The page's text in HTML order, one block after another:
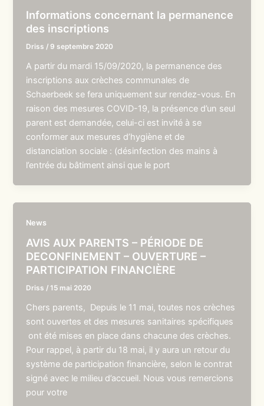
Informations concernant la permanence
des inscriptions
Driss / 9 septembre 2020
A partir du mardi 15/09/2020, la permanence des
inscriptions aux crèches communales de
Schaerbeek se fera uniquement sur rendez-vous. En
raison des mesures COVID-19, la présence d’un seul
parent est demandée, celui-ci est invité à se
conformer aux mesures d’hygiène et de
distanciation sociale : (désinfection des mains à
l’entrée du bâtiment ainsi que le port
News
AVIS AUX PARENTS – PÉRIODE DE
DECONFINEMENT – OUVERTURE –
PARTICIPATION FINANCIÈRE
Driss /15 mai 2020
Chers parents, Depuis le 11 mai, toutes nos crèches
sont ouvertes et des mesures sanitaires spécifiques
ont été mises en place dans chacune des crèches.
Pour rappel, à partir du 18 mai, il y aura un retour du
système de participation financière, selon le contrat
signé avec le milieu d’accueil. Nous vous remercions
pour votre